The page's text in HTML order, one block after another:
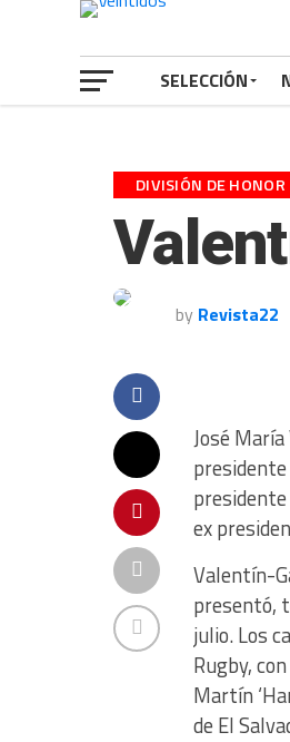
SELECCIÓN
DIVISIÓN DE HONOR
by Revista22
José
presidente
presidente
ex
Valentín-
presentó,
julio. Los
Rugby,
Martín
de El